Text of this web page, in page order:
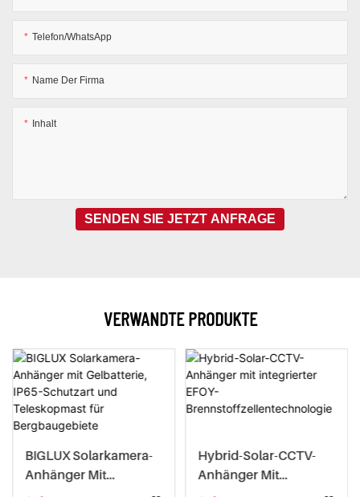
Telefon/WhatsApp
Name Der Firma
Inhalt
SENDEN SIE JETZT ANFRAGE
VERWANDTE PRODUKTE
BIGLUX Solarkamera-
Anhänger Mit
Gelbatterie, IP65-
Hybrid-Solar-CCTV-
Anhänger Mit
Integrierter EFOY-